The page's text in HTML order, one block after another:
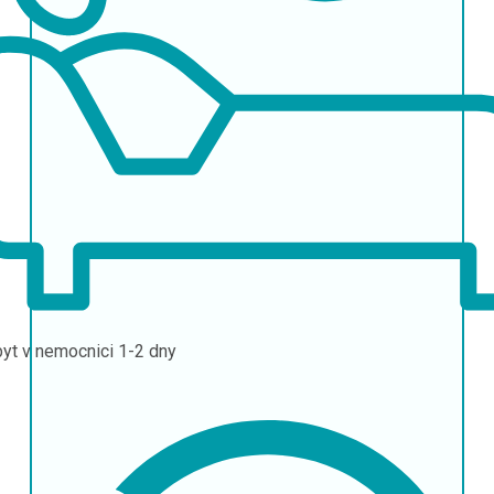
v nemocnici 1-2 dny